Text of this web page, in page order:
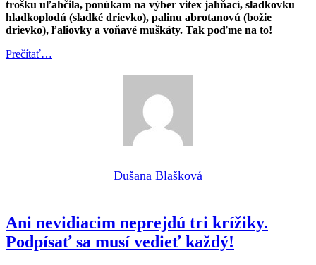
trošku uľahčila, ponúkam na výber vitex jahňací, sladkovku
hladkoplodú (sladké drievko), palinu abrotanovú (božie
drievko), ľaliovky a voňavé muškáty. Tak poďme na to!
Prečítať“Milí
…
Dušana Blašková
Ani nevidiacim neprejdú tri krížiky.
Podpísať sa musí vedieť každý!